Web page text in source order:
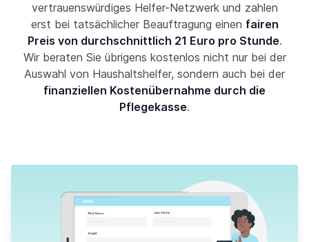
vertrauenswürdiges Helfer-Netzwerk und zahlen
erst bei tatsächlicher Beauftragung einen fairen
Preis von durchschnittlich 21 Euro pro Stunde.
Wir beraten Sie übrigens kostenlos nicht nur bei der
Auswahl von Haushaltshelfer, sondern auch bei der
finanziellen Kostenübernahme durch die
Pflegekasse.